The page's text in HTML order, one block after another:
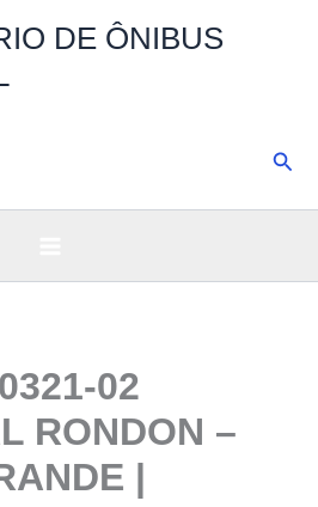
DE ÔNIBUS
02
RONDON –
|